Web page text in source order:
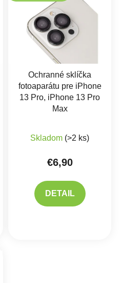
produktu je 5,0 z 5
Ochranné sklíčka
fotoaparátu pre iPhone
13 Pro, iPhone 13 Pro
Max
Skladom (>2 ks)
€6,90
DETAIL